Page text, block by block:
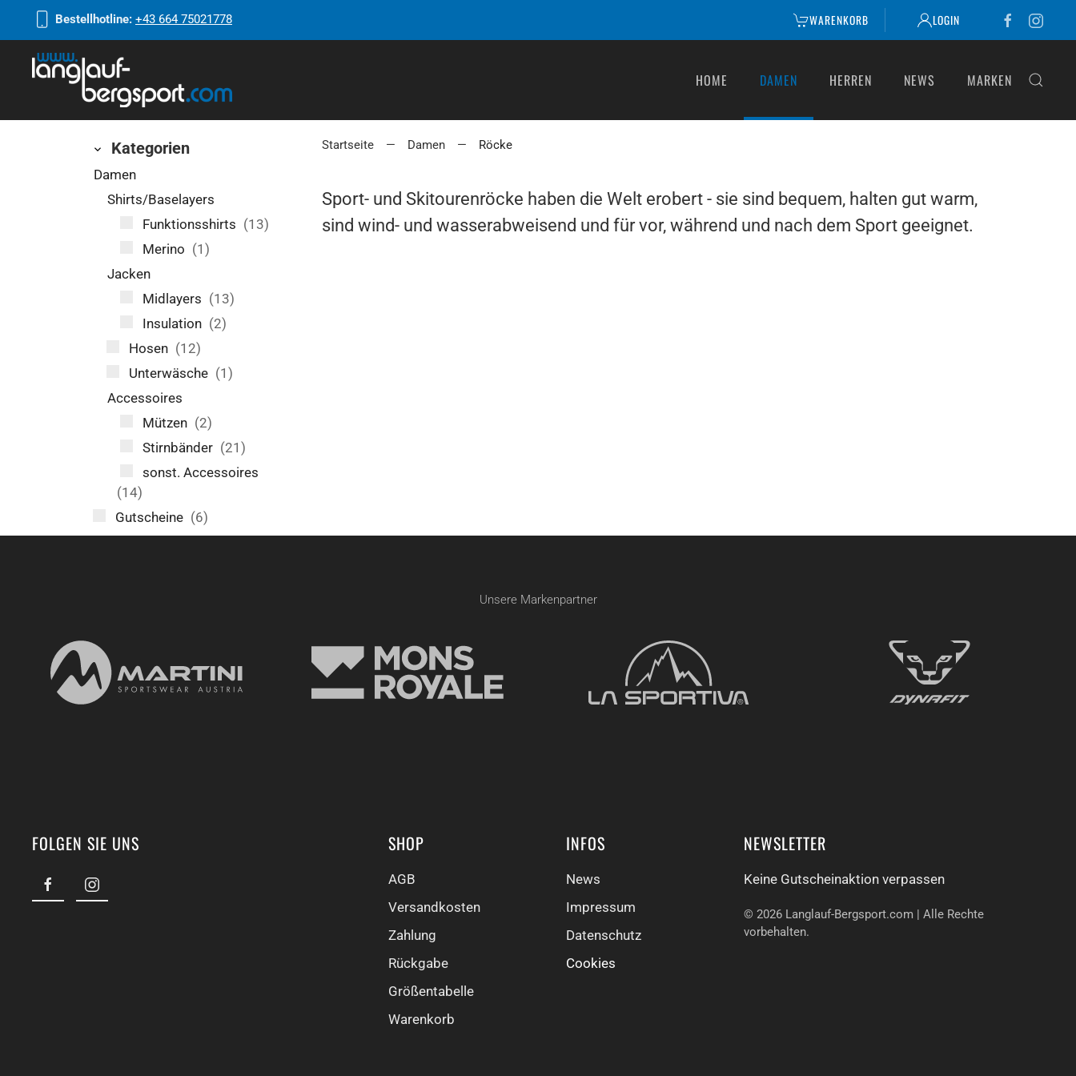
Bestellhotline: +43 664 75021778 WARENKORB LOGIN
HOME DAMEN HERREN NEWS MARKEN
Startseite Damen Röcke
Sport- und Skitourenröcke haben die Welt erobert - sie sind bequem, halten gut warm,
sind wind- und wasserabweisend und für vor, während und nach dem Sport geeignet.
Kategorien
Damen
Shirts/Baselayers
Funktionsshirts (13)
Merino (1)
Jacken
Midlayers (13)
Insulation (2)
Hosen (12)
Unterwäsche (1)
Accessoires
Mützen (2)
Stirnbänder (21)
sonst. Accessoires
(14)
Gutscheine (6)
Unsere Markenpartner
FOLGEN SIE UNS SHOP
AGB
Versandkosten
Zahlung
Rückgabe
Größentabelle
Warenkorb
INFOS
News
Impressum
Datenschutz
Cookies
NEWSLETTER
Keine Gutschein­aktion verpassen
©2026 Langlauf-Bergsport.com | Alle Rechte
vorbehalten.